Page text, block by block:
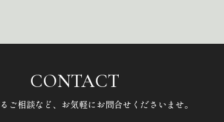
CONTACT
ご相談など、 お気軽にお問合せくださいませ。